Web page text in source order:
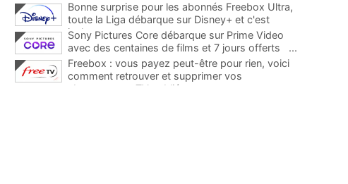
Bonne surprise pour les abonnés Freebox Ultra,
toute la Liga débarque sur Disney+ et c'est
inclus
Sony Pictures Core débarque sur Prime Video
avec des centaines de films et 7 jours offerts
...
Freebox : vous payez peut-être pour rien, voici
comment retrouver et supprimer vos
abonnements TV oubliés